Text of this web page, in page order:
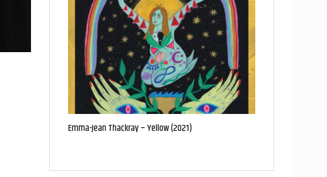
Emma-Jean Thackray – Yellow (2021)